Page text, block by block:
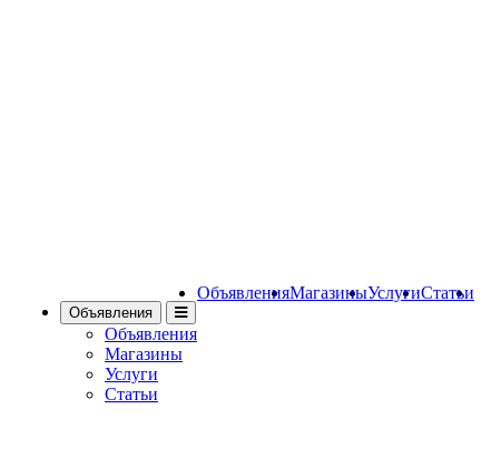
Статьи
Услуги
Магазины
Объявления
Объявления
Объявления
Магазины
Услуги
Статьи